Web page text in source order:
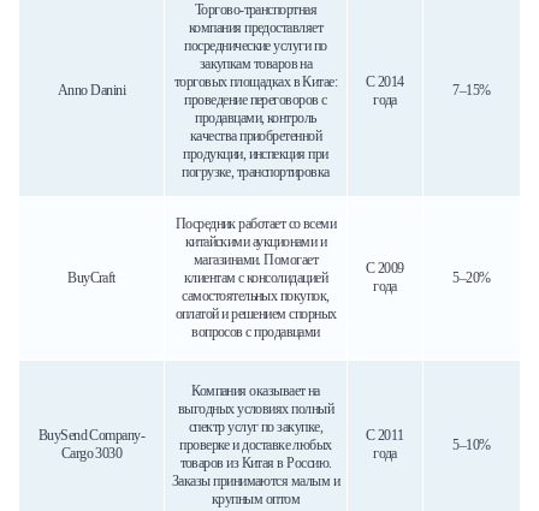
Anno Danini
Торгово-транспортная
компания предоставляет
посреднические услуги по
закупкам товаров на
торговых площадках в Китае:
проведение переговоров с
продавцами, контроль
качества приобретенной
продукции, инспекция при
погрузке, транспортировка
С 2014
года
7–15%
BuyCraft
Посредник работает со всеми
китайскими аукционами и
магазинами. Помогает
клиентам с консолидацией
самостоятельных покупок,
оплатой и решением спорных
вопросов с продавцами
С 2009
года
5–20%
BuySend Company-
Cargo 3030
Компания оказывает на
выгодных условиях полный
спектр услуг по закупке,
проверке и доставке любых
товаров из Китая в Россию.
Заказы принимаются малым и
крупным оптом
С 2011
года
5–10%